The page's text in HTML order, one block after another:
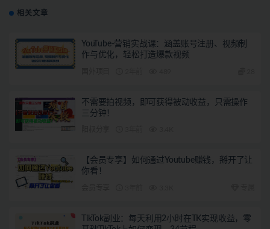
相关文章
YouTube-营销实战课：涵盖账号注册、视频制
作与优化，轻松打造爆款视频
不需要拍视频，即可获得被动收益，只需操作
三分钟！
【会员专享】如何通过Youtube赚钱，掰开了让
你看！
TikTok副业：每天利用2小时在TK实现收益，零